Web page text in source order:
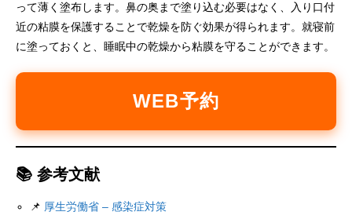
って薄く塗布します。鼻の奥まで塗り込む必要はなく、入り口付
近の粘膜を保護することで乾燥を防ぐ効果が得られます。就寝前
に塗っておくと、睡眠中の乾燥から粘膜を守ることができます。
WEB予約
📚 参考文献
📌 厚生労働省 – 感染症対策